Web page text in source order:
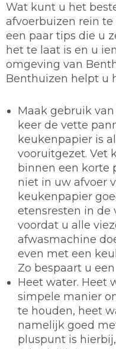
Wat kunt u het
afvoerbuizen rein
een paar tips die u
het te laat is en u
omgeving van
Benthuizen helpt u
Maak gebruik
keer de vette
keukenpapier is
vooruitgezet. Vet
binnen een korte
niet in uw afvoer
keukenpapier
etensresten in de
voordat u alle
afwasmachine
even met een
Zo bespaart u
Heet water. Heet
simpele manier
te houden, heet
namelijk goed
pluspunt is